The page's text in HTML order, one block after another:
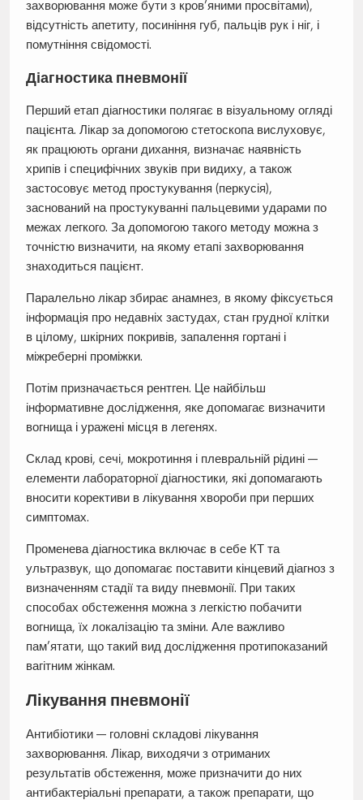
захворювання може бути з кров’яними просвітами),
відсутність апетиту, посиніння губ, пальців рук і ніг, і
помутніння свідомості.
Діагностика пневмонії
Перший етап діагностики полягає в візуальному огляді
пацієнта. Лікар за допомогою стетоскопа вислуховує,
як працюють органи дихання, визначає наявність
хрипів і специфічних звуків при видиху, а також
застосовує метод простукування (перкусія),
заснований на простукуванні пальцевими ударами по
межах легкого. За допомогою такого методу можна з
точністю визначити, на якому етапі захворювання
знаходиться пацієнт.
Паралельно лікар збирає анамнез, в якому фіксується
інформація про недавніх застудах, стан грудної клітки
в цілому, шкірних покривів, запалення гортані і
міжреберні проміжки.
Потім призначається рентген. Це найбільш
інформативне дослідження, яке допомагає визначити
вогнища і уражені місця в легенях.
Склад крові, сечі, мокротиння і плевральній рідині —
елементи лабораторної діагностики, які допомагають
вносити корективи в лікування хвороби при перших
симптомах.
Променева діагностика включає в себе КТ та
ультразвук, що допомагає поставити кінцевий діагноз з
визначенням стадії та виду пневмонії. При таких
способах обстеження можна з легкістю побачити
вогнища, їх локалізацію та зміни. Але важливо
пам’ятати, що такий вид дослідження протипоказаний
вагітним жінкам.
Лікування пневмонії
Антибіотики — головні складові лікування
захворювання. Лікар, виходячи з отриманих
результатів обстеження, може призначити до них
антибактеріальні препарати, а також препарати, що